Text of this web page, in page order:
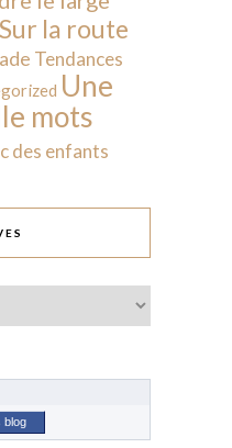
Sur la route
Tendances
Une
mots
des enfants
blog